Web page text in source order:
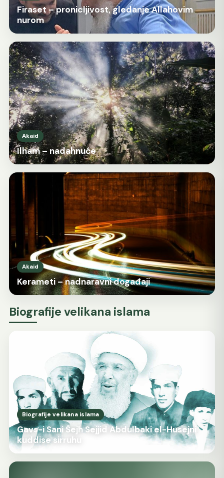
Firaset – pronicljivost, gledanje Allahovim
nurom
Akaid
Ilham – nadahnuće
Akaid
Kerameti – nadnaravni događaji
Biografije velikana islama
Biografije velikana islama
Gavs-i Sani Šejh Sejjid Abdulbaki el-Husejni
kuddise sirruhu